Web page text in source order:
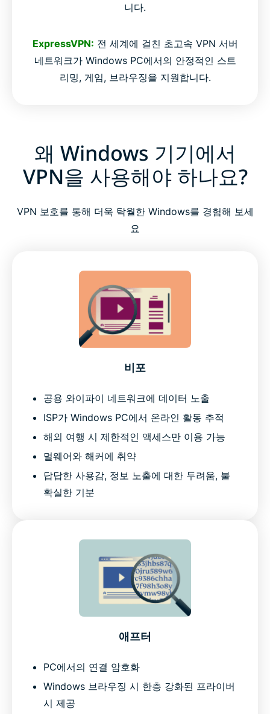
니다.
ExpressVPN: 전 세계에 걸친 초고속 VPN 서버
네트워크가 Windows PC에서의 안정적인 스트
리밍, 게임, 브라우징을 지원합니다.
왜 Windows 기기에서
VPN을 사용해야 하나요?
VPN 보호를 통해 더욱 탁월한 Windows를 경험해 보세
요
비포
공용 와이파이 네트워크에 데이터 노출
ISP가 Windows PC에서 온라인 활동 추적
해외 여행 시 제한적인 액세스만 이용 가능
멀웨어와 해커에 취약
답답한 사용감, 정보 노출에 대한 두려움, 불
확실한 기분
애프터
PC에서의 연결 암호화
Windows 브라우징 시 한층 강화된 프라이버
시 제공